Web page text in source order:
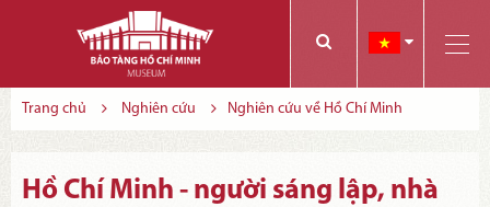
Trang chủ Nghiên cứu Nghiên cứu về Hồ Chí Minh
Hồ Chí Minh - người sáng lập, nhà